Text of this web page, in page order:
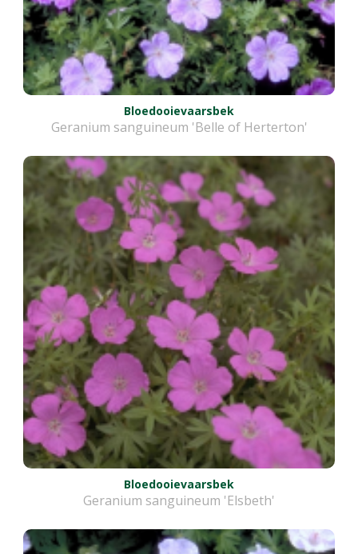
Bloedooievaarsbek
Geranium sanguineum 'Belle of Herterton'
Bloedooievaarsbek
Geranium sanguineum 'Elsbeth'